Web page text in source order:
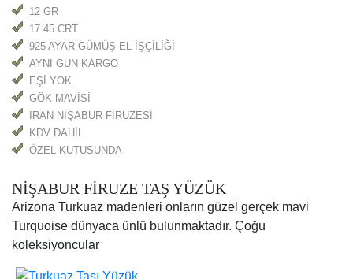
NİŞABUR FİRUZE TAŞ YÜZÜK
Arizona Turkuaz madenleri onların güzel gerçek mavi
Turquoise dünyaca ünlü bulunmaktadır. Çoğu
koleksiyoncular
Turkuaz Taşı Yüzük
Amerikan Turkuaz iyi mavi turkuaz gelen devlet olma
dünyada ve Arizona iyi olduğunu düşünüyorum. Arizona
madenleri yeşil ve aqua mavi / yeşil Turquoise üretmek
yapmak, ancak bu madenlerde prominant gibi görünüyor
bilinen mayın listesidir. diğer küçük şapka mayın ve burada